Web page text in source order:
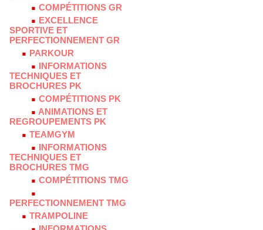
COMPÉTITIONS GR
EXCELLENCE
SPORTIVE ET
PERFECTIONNEMENT GR
PARKOUR
INFORMATIONS
TECHNIQUES ET
BROCHURES PK
COMPÉTITIONS PK
ANIMATIONS ET
REGROUPEMENTS PK
TEAMGYM
INFORMATIONS
TECHNIQUES ET
BROCHURES TMG
COMPÉTITIONS TMG
PERFECTIONNEMENT TMG
TRAMPOLINE